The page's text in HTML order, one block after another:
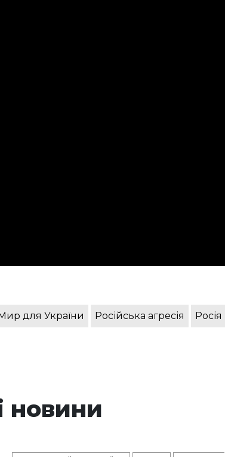
Мир для України Російська агресія Росія
новини